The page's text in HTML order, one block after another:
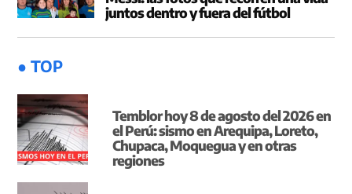
juntos dentro y fuera del fútbol
● TOP
Temblor hoy 8 de agosto del 2026 en
el Perú: sismo en Arequipa, Loreto,
Chupaca, Moquegua y en otras
regiones